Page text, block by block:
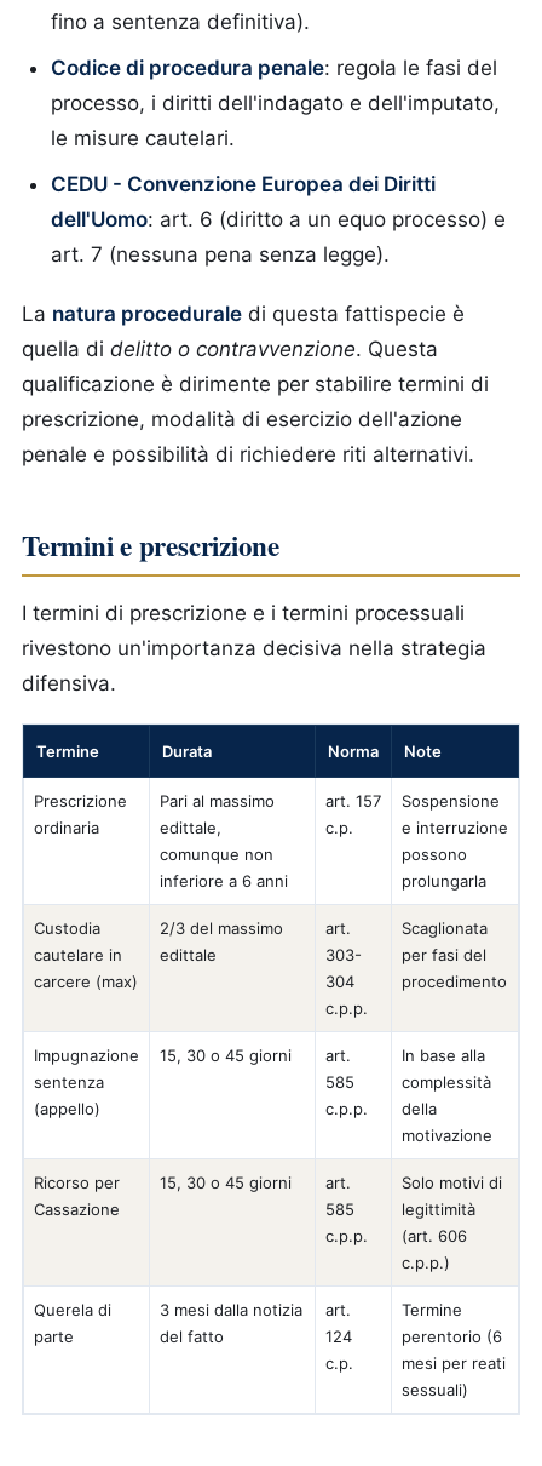
fino a sentenza definitiva).
Codice di procedura penale: regola le fasi del
processo, i diritti dell'indagato e dell'imputato,
le misure cautelari.
CEDU - Convenzione Europea dei Diritti
dell'Uomo: art. 6 (diritto a un equo processo) e
art. 7 (nessuna pena senza legge).
La natura procedurale di questa fattispecie è
quella di delitto o contravvenzione. Questa
qualificazione è dirimente per stabilire termini di
prescrizione, modalità di esercizio dell'azione
penale e possibilità di richiedere riti alternativi.
Termini e prescrizione
I termini di prescrizione e i termini processuali
rivestono un'importanza decisiva nella strategia
difensiva.
Termine Durata Norma Note
Prescrizione
ordinaria
Pari al massimo
edittale,
comunque non
inferiore a 6 anni
art. 157
c.p.
Sospensione
e interruzione
possono
prolungarla
Custodia
cautelare in
carcere (max)
2/3 del massimo
edittale
art.
303-
304
c.p.p.
Scaglionata
per fasi del
procedimento
Impugnazione
sentenza
(appello)
15, 30 o 45 giorni
art.
585
c.p.p.
In base alla
complessità
della
motivazione
Ricorso per
Cassazione
15, 30 o 45 giorni
art.
585
c.p.p.
Solo motivi di
legittimità
(art. 606
c.p.p.)
Querela di
parte
3 mesi dalla notizia
del fatto
art.
124
c.p.
Termine
perentorio (6
mesi per reati
sessuali)